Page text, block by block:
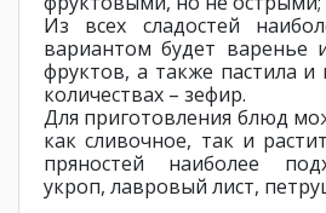
Из всех сладостей
вариантом будет варенье
фруктов, а также пастила
количествах – зефир.
Для приготовления блюд
как сливочное, так и
пряностей наиболее
укроп, лавровый лист,